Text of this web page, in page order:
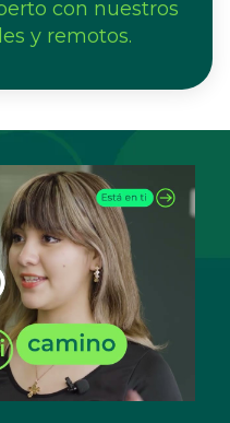
con nuestros
y remotos.